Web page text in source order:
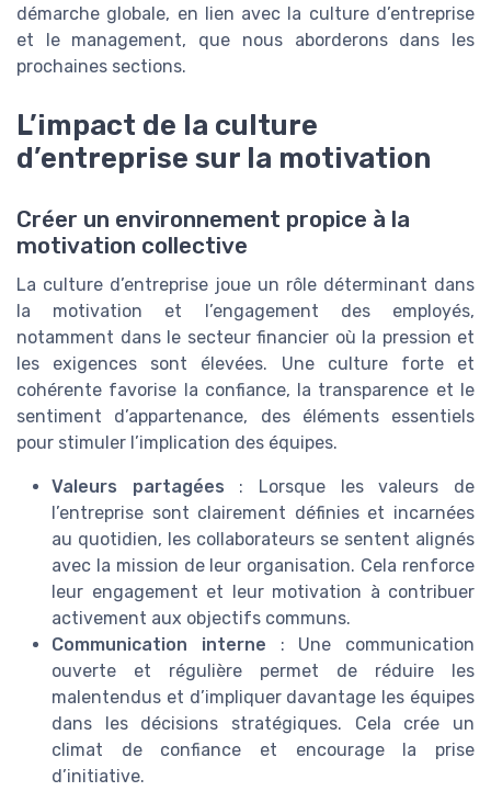
démarche globale, en lien avec la culture d’entreprise
et le management, que nous aborderons dans les
prochaines sections.
L’impact de la culture
d’entreprise sur la motivation
Créer un environnement propice à la
motivation collective
La culture d’entreprise joue un rôle déterminant dans
la motivation et l’engagement des employés,
notamment dans le secteur financier où la pression et
les exigences sont élevées. Une culture forte et
cohérente favorise la confiance, la transparence et le
sentiment d’appartenance, des éléments essentiels
pour stimuler l’implication des équipes.
Valeurs partagées : Lorsque les valeurs de
l’entreprise sont clairement définies et incarnées
au quotidien, les collaborateurs se sentent alignés
avec la mission de leur organisation. Cela renforce
leur engagement et leur motivation à contribuer
activement aux objectifs communs.
Communication interne : Une communication
ouverte et régulière permet de réduire les
malentendus et d’impliquer davantage les équipes
dans les décisions stratégiques. Cela crée un
climat de confiance et encourage la prise
d’initiative.